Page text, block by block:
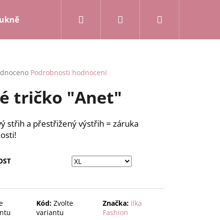
a kalhoty Mikiny a kardigany
Přihlášení
Podrobnosti hodnocení
tričko "Anet"
střih a přestřižený výstřih = záruka
Kód: Zvolte
variantu
Značka: Ilka
Fashion